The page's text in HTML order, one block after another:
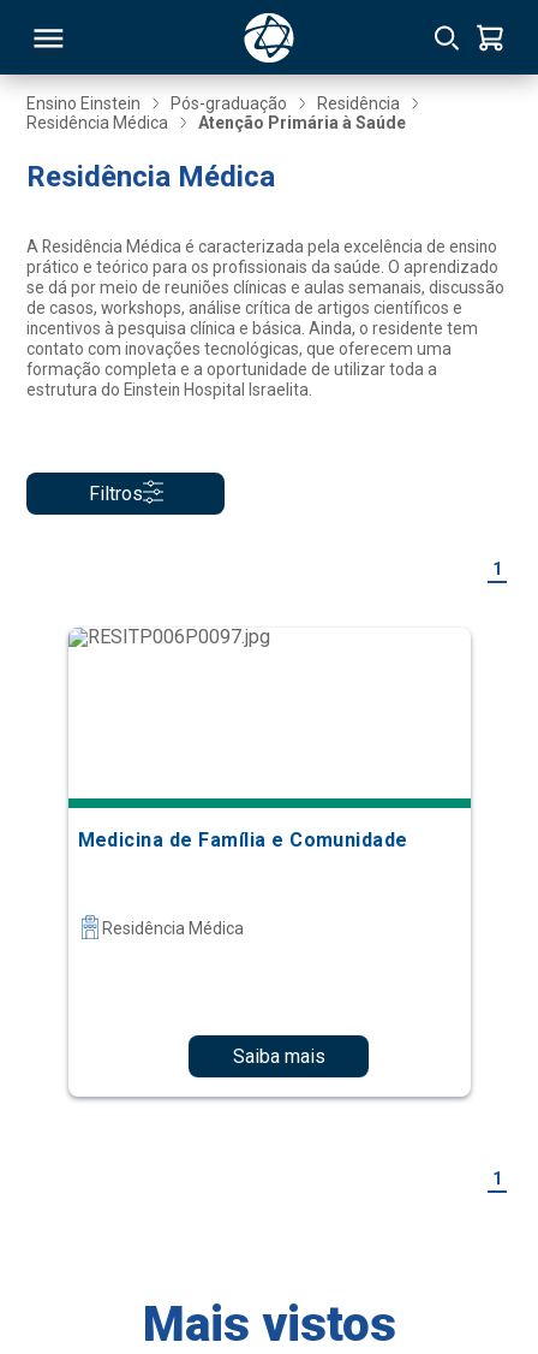
Ensino Einstein Pós-graduação
Residência
Residência Médica
Atenção Primária à Saúde
Residência Médica
A Residência Médica é caracterizada pela excelência de ensino
prático e teórico para os profissionais da saúde. O aprendizado
se dá por meio de reuniões clínicas e aulas semanais, discussão
de casos, workshops, análise crítica de artigos científicos e
incentivos à pesquisa clínica e básica. Ainda, o residente tem
contato com inovações tecnológicas, que oferecem uma
formação completa e a oportunidade de utilizar toda a
estrutura do Einstein Hospital Israelita.
Filtros
1
Medicina de Família e Comunidade
Residência Médica
Saiba mais
1
Mais vistos